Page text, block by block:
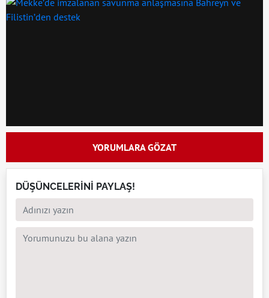
YORUMLARA GÖZAT
DÜŞÜNCELERİNİ PAYLAŞ!